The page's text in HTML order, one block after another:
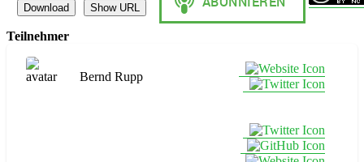
Download Show URL
Teilnehmer
Bernd Rupp